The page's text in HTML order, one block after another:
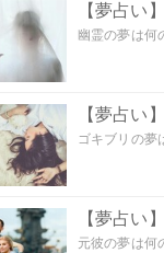
【夢占い
幽霊の夢は何
【夢占い
ゴキブリの夢
【夢占い
元彼の夢は何